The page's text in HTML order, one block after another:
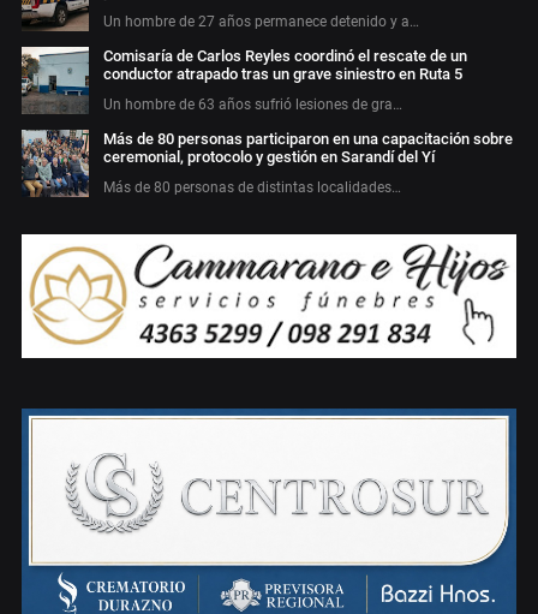
Un hombre de 27 años permanece detenido y a…
Comisaría de Carlos Reyles coordinó el rescate de un
conductor atrapado tras un grave siniestro en Ruta 5
Un hombre de 63 años sufrió lesiones de gra…
Más de 80 personas participaron en una capacitación sobre
ceremonial, protocolo y gestión en Sarandí del Yí
Más de 80 personas de distintas localidades…